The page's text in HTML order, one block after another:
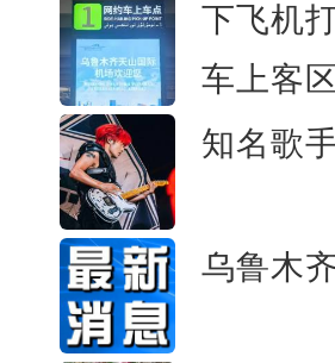
下飞机
车上客
知名歌
乌鲁木
新疆乌恰：三头骆